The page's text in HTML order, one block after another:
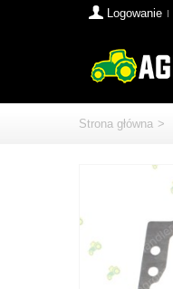
Logowanie
Strona główna >